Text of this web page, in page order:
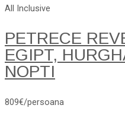
All Inclusive
PETRECE
EGIPT,
NOPTI
809€/persoana